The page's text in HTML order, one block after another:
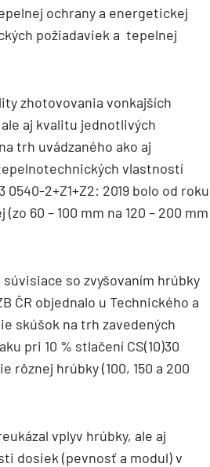
ochrany a energetickej
požiadaviek a tepelnej
zhotovovania vonkajších
aj kvalitu jednotlivých
trh uvádzaného ako aj
vlastností
2+Z1+Z2: 2019 bolo od roku
60 – 100 mm na 120 – 200 mm
so zvyšovaním hrúbky
ČR objednalo u Technického a
skúšok na trh zavedených
pri 10 % stlačení CS(10)30
rôznej hrúbky (100, 150 a 200
vplyv hrúbky, ale aj
dosiek (pevnosť a modul) v